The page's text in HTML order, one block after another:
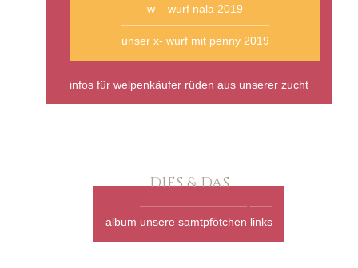
w – wurf nala 2019
unser x- wurf mit penny 2019
infos für welpenkäufer rüden aus unserer zucht
DIES & DAS
album unsere samtpfötchen links